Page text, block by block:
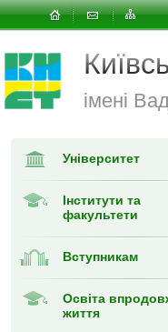
імені
Університет
Інститути та
факультети
Вступникам
Освіта
життя